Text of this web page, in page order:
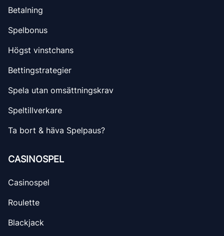
Betalning
Spelbonus
Högst vinstchans
Bettingstrategier
Spela utan omsättningskrav
Speltillverkare
Ta bort & häva Spelpaus?
CASINOSPEL
Casinospel
Roulette
Blackjack